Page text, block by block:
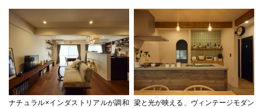
ナチュラル×インダストリアルが調和
梁と光が映える、ヴィンテージモダン